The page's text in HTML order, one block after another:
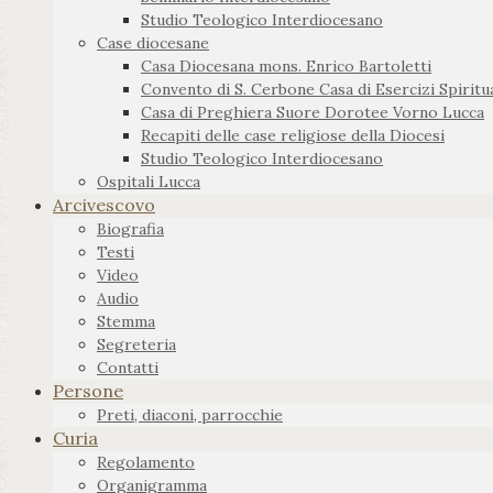
Studio Teologico Interdiocesano
Case diocesane
Casa Diocesana mons. Enrico Bartoletti
Convento di S. Cerbone Casa di Esercizi
Casa di Preghiera Suore Dorotee Vorno Lucca
Recapiti delle case religiose della Diocesi
Studio Teologico Interdiocesano
Ospitali Lucca
Arcivescovo
Biografia
Testi
Video
Audio
Stemma
Segreteria
Contatti
Persone
Preti, diaconi, parrocchie
Curia
Regolamento
Organigramma